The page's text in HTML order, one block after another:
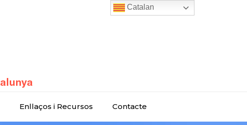
Enllaços i Recursos Contacte
Catalan